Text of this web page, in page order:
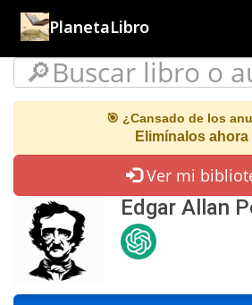
PlanetaLibro
🎯 ¿Cansado de los
Elimínalos ahora
Ver mi
Edgar Allan